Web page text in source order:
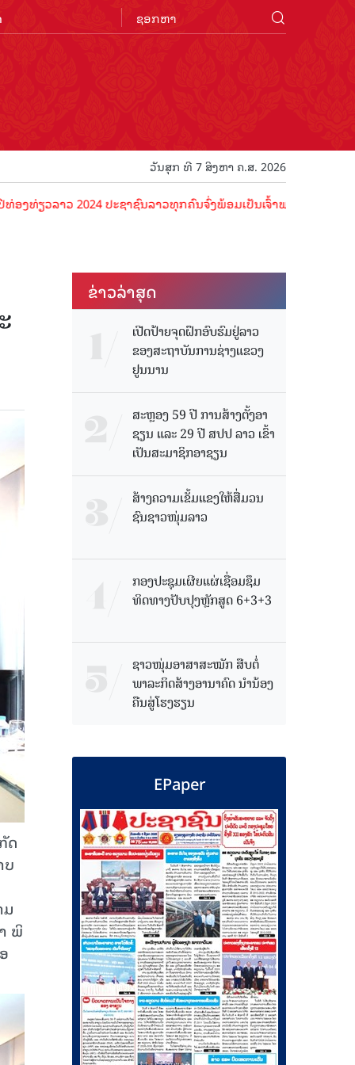
ວັນສຸກ ທີ 7 ສິງຫາ ຄ.ສ. 2026
າວ 2024 ປະຊາຊົນລາວທຸກຄົນຈົ່ງພ້ອມເປັນເຈົ້າພາບທີ່ດີ ຕ້ອນຮັບນັກທ່ອ
ດ
ບ
ພິ
ຂ່າວ​ລ່າ​ສຸດ
ເປີດປ້າຍຈຸດຝຶກອົບຮົມຢູ່ລາວ
ຂອງສະຖາບັນການຊ່າງແຂວງ
ຢູນນານ
ສະຫຼອງ 59 ປີ ການສ້າງຕັ້ງອາ
ຊຽນ ແລະ 29 ປີ ສປປ ລາວ ເຂົ້າ
ເປັນສະມາຊິກອາຊຽນ
ສ້າງຄວາມເຂັ້ມແຂງໃຫ້ສື່ມວນ
ຊົນຊາວໜຸ່ມລາວ
ກອງປະຊຸມເຜີຍແຜ່ເຊື່ອມຊຶມ
ທິດທາງປັບປຸງຫຼັກສູດ 6+3+3
ຊາວໜຸ່ມອາສາສະໝັກ ສືບຕໍ່
ພາລະກິດສ້າງອານາຄົດ ນໍານ້ອງ
ຄືນສູ່ໂຮງຮຽນ
EPaper